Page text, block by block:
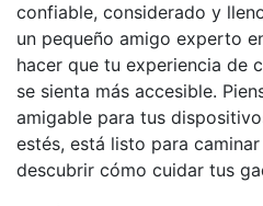
confiable, considerado y
un pequeño amigo experto
hacer que tu experiencia de
se sienta más accesible.
amigable para tus
estés, está listo para
descubrir cómo cuidar tus